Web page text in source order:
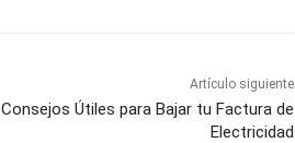
Artículo siguiente
Consejos Útiles para Bajar tu Factura de
Electricidad